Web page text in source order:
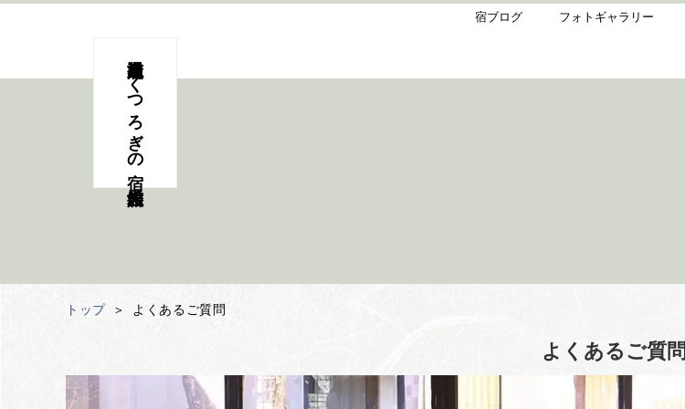
宿ブログ フォトギャラリー
鹿教湯温泉 くつろぎの宿 黒岩旅館
トップ よくあるご質問
よくあるご質問